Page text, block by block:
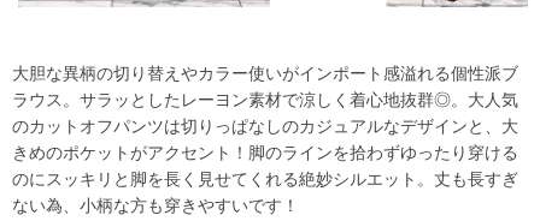
大胆な異柄の切り替えやカラー使いがインポート感溢れる個性派ブ
ラウス。サラッとしたレーヨン素材で涼しく着心地抜群◎。大人気
のカットオフパンツは切りっぱなしのカジュアルなデザインと、大
きめのポケットがアクセント！脚のラインを拾わずゆったり穿ける
のにスッキリと脚を長く見せてくれる絶妙シルエット。丈も長すぎ
ない為、小柄な方も穿きやすいです！